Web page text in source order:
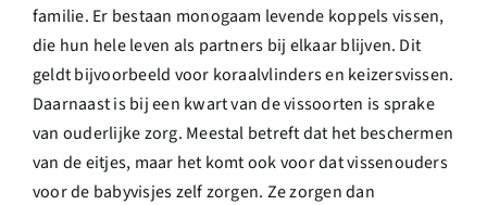
familie. Er bestaan monogaam levende koppels vissen,
die hun hele leven als partners bij elkaar blijven. Dit
geldt bijvoorbeeld voor koraalvlinders en keizersvissen.
Daarnaast is bij een kwart van de vissoorten is sprake
van ouderlijke zorg. Meestal betreft dat het beschermen
van de eitjes, maar het komt ook voor dat vissenouders
voor de babyvisjes zelf zorgen. Ze zorgen dan